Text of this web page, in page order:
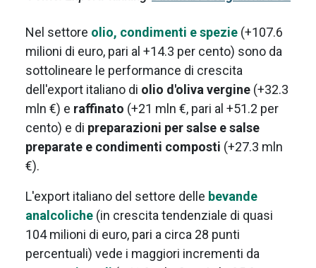
Nel settore olio, condimenti e spezie (+107.6
milioni di euro, pari al +14.3 per cento) sono da
sottolineare le performance di crescita
dell'export italiano di olio d'oliva vergine (+32.3
mln €) e raffinato (+21 mln €, pari al +51.2 per
cento) e di preparazioni per salse e salse
preparate e condimenti composti (+27.3 mln
€).
L'export italiano del settore delle bevande
analcoliche (in crescita tendenziale di quasi
104 milioni di euro, pari a circa 28 punti
percentuali) vede i maggiori incrementi da